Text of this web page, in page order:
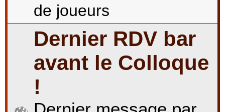
de joueurs
Dernier RDV bar
avant le Colloque
!